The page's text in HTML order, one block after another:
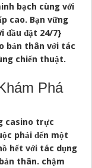
bạch cùng với
cao. Bạn vững
đầu đặt 24/7}
bản thân với tác
chiến thuật.
Phá
casino trực
phải đến một
hết với tác dụng
thân. chậm